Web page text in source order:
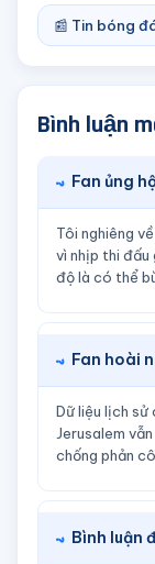
📰 Tin bóng
Bình luận
Fan ủng
Tôi nghiêng
vì nhịp thi đấu
độ là có thể
Fan hoài
Dữ liệu lịch
Jerusalem
chống phản
Bình luận